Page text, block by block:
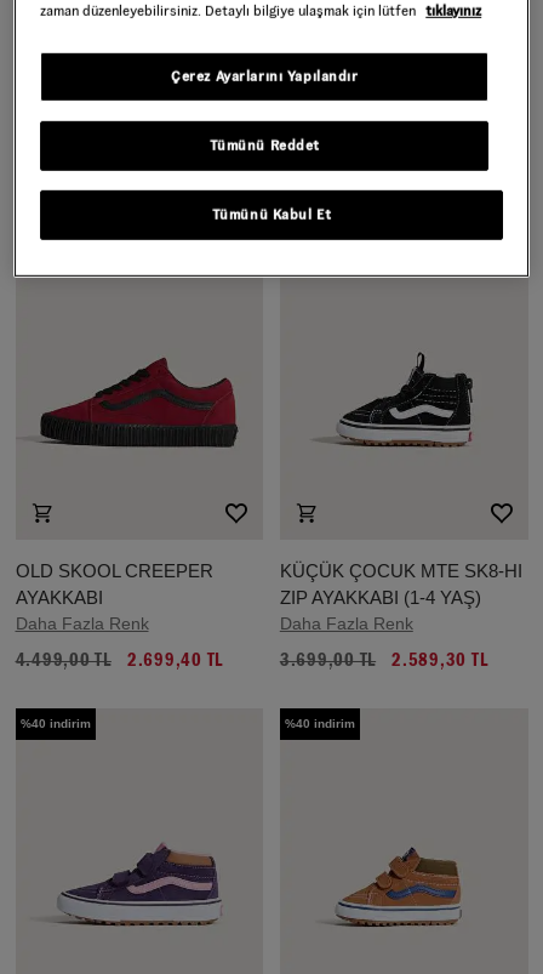
THE CHAIN KAPÜŞONLU
2.699,00 TL 1.619,40 TL
GENÇ KNU SKOOL
AYAKKABI (8-14 YAŞ)
3.899,00 TL 1.949,50 TL
OLD SKOOL CREEPER
AYAKKABI
Daha Fazla Renk
4.499,00 TL 2.699,40 TL
KÜÇÜK ÇOCUK MTE SK8-HI
ZIP AYAKKABI (1-4 YAŞ)
Daha Fazla Renk
3.699,00 TL 2.589,30 TL
%40 indirim %40 indirim
zaman düzenleyebilirsiniz. Detaylı bilgiye ulaşmak için lütfen tıklayınız
Tümünü Reddet
Tümünü Kabul Et
Çerez Ayarlarını Yapılandır